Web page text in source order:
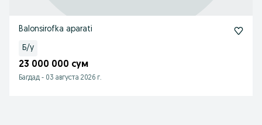
Balonsirofka aparati
Б/у
23 000 000 сум
Багдад - 03 августа 2026 г.